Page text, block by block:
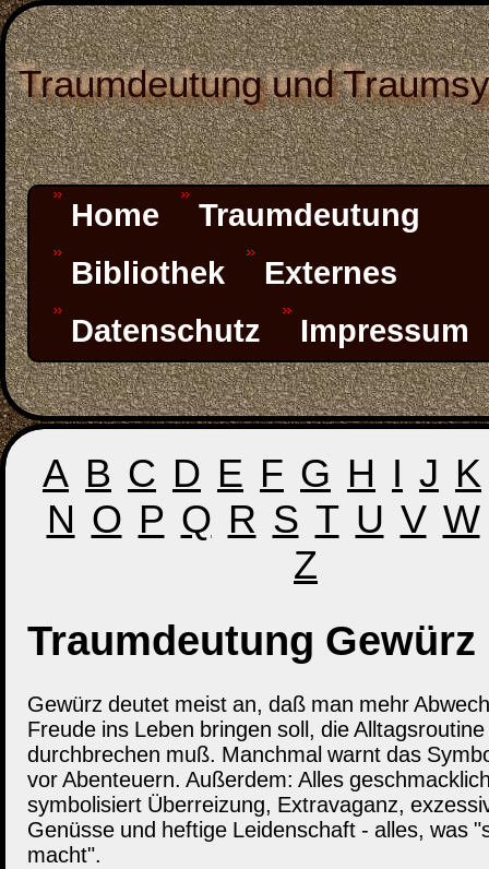
Traumdeutung und
Home
Traumdeutung
Bibliothek
Externes
Datenschutz
Impressum
A B C D E F G H I J K
N O P Q R S T U V W
Z
Traumdeutung Gewürz
Gewürz deutet meist an, daß man mehr
Freude ins Leben bringen soll, die Alltagsroutine
durchbrechen muß. Manchmal warnt das
vor Abenteuern. Außerdem: Alles
symbolisiert Überreizung, Extravaganz,
Genüsse und heftige Leidenschaft - alles, was
macht".